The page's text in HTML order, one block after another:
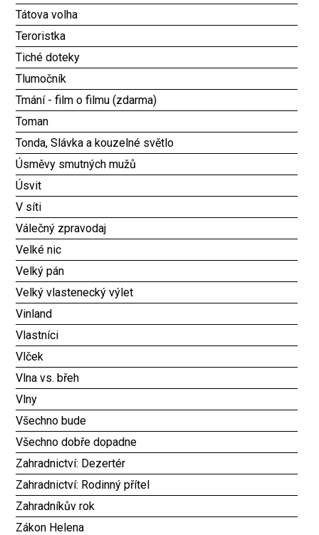
Tátova volha
Teroristka
Tiché doteky
Tlumočník
Tmání - film o filmu (zdarma)
Toman
Tonda, Slávka a kouzelné světlo
Úsměvy smutných mužů
Úsvit
V síti
Válečný zpravodaj
Velké nic
Velký pán
Velký vlastenecký výlet
Vinland
Vlastníci
Vlček
Vlna vs. břeh
Vlny
Všechno bude
Všechno dobře dopadne
Zahradnictví: Dezertér
Zahradnictví: Rodinný přítel
Zahradníkův rok
Zákon Helena